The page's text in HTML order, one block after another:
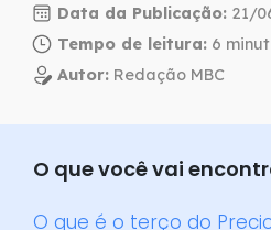
Data da Publicação: 21/
Tempo de leitura:
Autor: Redação MBC
O que você vai
O que é o terço do